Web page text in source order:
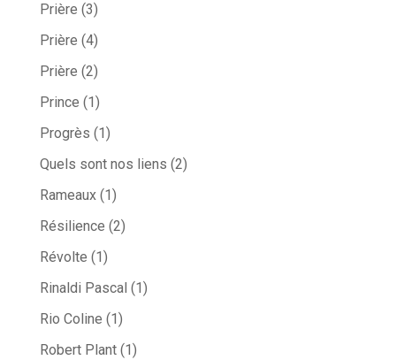
Prière (3)
Prière (4)
Prière (2)
Prince (1)
Progrès (1)
Quels sont nos liens (2)
Rameaux(1)
Résilience (2)
Révolte (1)
Rinaldi Pascal (1)
Rio Coline (1)
Robert Plant(1)